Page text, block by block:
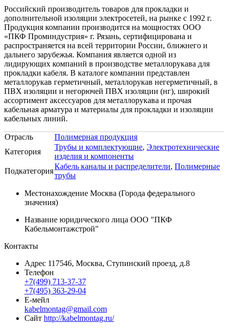
Российский производитель товаров для прокладки и
дополнительной изоляции электросетей, на рынке с 1992 г.
Продукция компании производится на мощностях ООО
«ПКФ Проминдустрия» г. Рязань, сертифицирована и
распространяется на всей территории России, ближнего и
дальнего зарубежья. Компания является одной из
лидирующих компаний в производстве металлорукава для
прокладки кабеля. В каталоге компании представлен
металлорукав герметичный, металлорукав негерметичный, в
ПВХ изоляции и негорючей ПВХ изоляции (нг), широкий
ассортимент аксессуаров для металлорукава и прочая
кабельная арматура и материалы для прокладки и изоляции
кабельных линий.
Отрасль
Полимерная продукция
Категория
Трубы и комплектующие, Электротехнические
изделия и компоненты
Подкатегория
Кабель каналы и распределители, Полимерные
трубы
Местонахождение Москва (Города федерального
значения)
Название юридического лица ООО "ПКФ
Кабельмонтажстрой"
Контакты
Адрес 117546, Москва, Ступинский проезд, д.8
Телефон
+7(499) 713-37-37
+7(495) 363-29-04
Е-мейл
kabelmontag@gmail.com
Сайт http://kabelmontag.ru/